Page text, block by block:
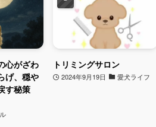
心がざわ
げ、穏や
す秘策
トリミングサロン
2024年9月19日 愛犬ライフ